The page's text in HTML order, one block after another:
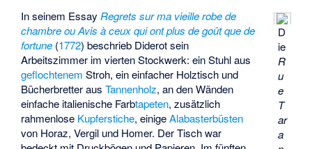
D
ie
R
u
e
T
ar
a
In seinem Essay Regrets sur ma vieille robe de
chambre ou Avis à ceux qui ont plus de goût que de
fortune (1772) beschrieb Diderot sein
Arbeitszimmer im vierten Stockwerk: ein Stuhl aus
geflochtenem Stroh, ein einfacher Holztisch und
Bücherbretter ausTannenholz, an den Wänden
einfache italienische Farbtapeten, zusätzlich
rahmenlose Kupferstiche, einigeAlabasterbüsten
von Horaz, Vergil und Homer. Der Tisch war